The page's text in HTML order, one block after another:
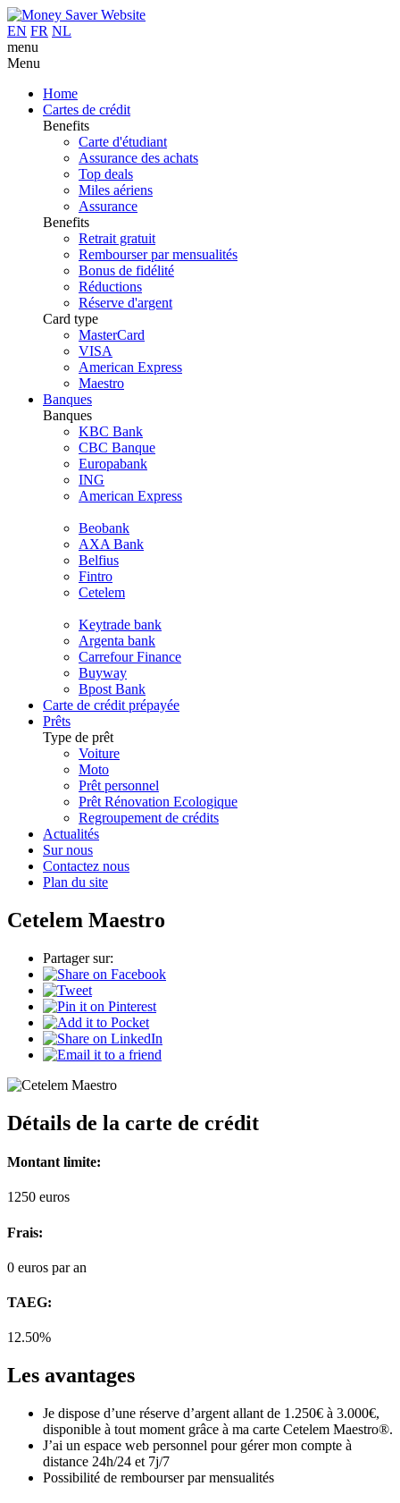
EN FR NL
menu
Menu
Home
Cartes de crédit
Benefits
Carte d'étudiant
Assurance des achats
Top deals
Miles aériens
Assurance
Benefits
Retrait gratuit
Rembourser par mensualités
Bonus de fidélité
Réductions
Réserve d'argent
Card type
MasterCard
VISA
American Express
Maestro
Banques
Banques
KBC Bank
CBC Banque
Europabank
ING
American Express
Beobank
AXA Bank
Belfius
Fintro
Cetelem
Keytrade bank
Argenta bank
Carrefour Finance
Buyway
Bpost Bank
Carte de crédit prépayée
Prêts
Type de prêt
Voiture
Moto
Prêt personnel
Prêt Rénovation Ecologique
Regroupement de crédits
Actualités
Sur nous
Contactez nous
Plan du site
Cetelem Maestro
Partager sur:
Détails de la carte de crédit
Montant limite:
1250 euros
Frais:
0 euros par an
TAEG:
12.50%
Les avantages
Je dispose d’une réserve d’argent allant de 1.250€ à 3.000€,
disponible à tout moment grâce à ma carte Cetelem Maestro®.
J’ai un espace web personnel pour gérer mon compte à
distance 24h/24 et 7j/7
Possibilité de rembourser par mensualités